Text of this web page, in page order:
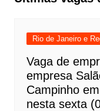
Rio de Janeiro e
Vaga de
empresa
Campinho
nesta sexta